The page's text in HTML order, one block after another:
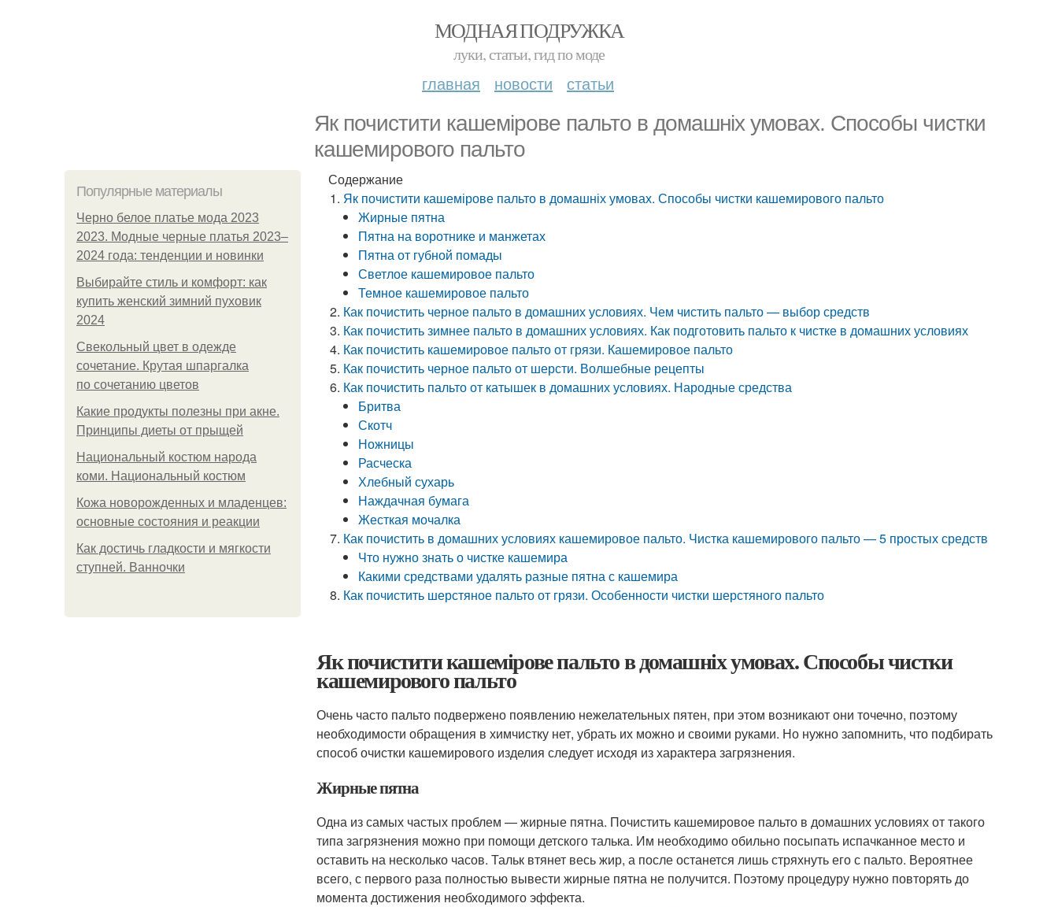
МОДНАЯ ПОДРУЖКА
луки, статьи, гид по моде
главная новости статьи
Як почистити кашемірове пальто в домашніх умовах. Способы чистки
кашемирового пальто
Популярные материалы
Черно белое платье мода 2023
2023. Модные черные платья 2023–
2024 года: тенденции и новинки
Выбирайте стиль и комфорт: как
купить женский зимний пуховик
2024
Свекольный цвет в одежде
сочетание. Крутая шпаргалка
по сочетанию цветов
Какие продукты полезны при акне.
Принципы диеты от прыщей
Национальный костюм народа
коми. Национальный костюм
Кожа новорожденных и младенцев:
основные состояния и реакции
Как достичь гладкости и мягкости
ступней. Ванночки
Содержание
Як почистити кашемірове пальто в домашніх умовах. Способы чистки кашемирового пальто
Жирные пятна
Пятна на воротнике и манжетах
Пятна от губной помады
Светлое кашемировое пальто
Темное кашемировое пальто
Как почистить черное пальто в домашних условиях. Чем чистить пальто — выбор средств
Как почистить зимнее пальто в домашних условиях. Как подготовить пальто к чистке в домашних условиях
Как почистить кашемировое пальто от грязи. Кашемировое пальто
Как почистить черное пальто от шерсти. Волшебные рецепты
Как почистить пальто от катышек в домашних условиях. Народные средства
Бритва
Скотч
Ножницы
Расческа
Хлебный сухарь
Наждачная бумага
Жесткая мочалка
Как почистить в домашних условиях кашемировое пальто. Чистка кашемирового пальто — 5 простых средств
Что нужно знать о чистке кашемира
Какими средствами удалять разные пятна с кашемира
Как почистить шерстяное пальто от грязи. Особенности чистки шерстяного пальто
Як почистити кашемірове пальто в домашніх умовах. Способы чистки
кашемирового пальто
Очень часто пальто подвержено появлению нежелательных пятен, при этом возникают они точечно, поэтому
необходимости обращения в химчистку нет, убрать их можно и своими руками. Но нужно запомнить, что подбирать
способ очистки кашемирового изделия следует исходя из характера загрязнения.
Жирные пятна
Одна из самых частых проблем — жирные пятна. Почистить кашемировое пальто в домашних условиях от такого
типа загрязнения можно при помощи детского талька. Им необходимо обильно посыпать испачканное место и
оставить на несколько часов. Тальк втянет весь жир, а после останется лишь стряхнуть его с пальто. Вероятнее
всего, с первого раза полностью вывести жирные пятна не получится. Поэтому процедуру нужно повторять до
момента достижения необходимого эффекта.